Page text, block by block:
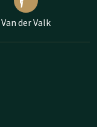
Van der Valk